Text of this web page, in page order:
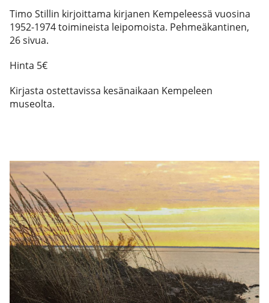
Timo Stillin kirjoittama kirjanen Kempeleessä vuosina
1952-1974 toimineista leipomoista. Pehmeäkantinen,
26 sivua.
Hinta 5€
Kirjasta ostettavissa kesänaikaan Kempeleen
museolta.